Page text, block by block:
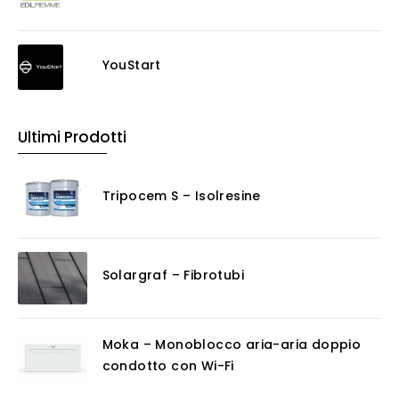
YouStart
Ultimi Prodotti
Tripocem S – Isolresine
Solargraf – Fibrotubi
Moka – Monoblocco aria-aria doppio
condotto con Wi-Fi